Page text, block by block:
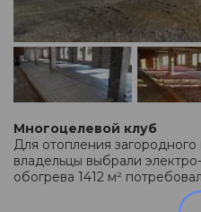
Многоцелевой клуб
Для отопления
владельцы выбрали
обогрева 1412 м²